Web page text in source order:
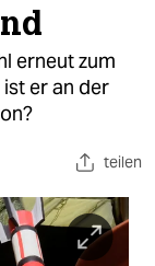
erneut zum
er an der
teilen